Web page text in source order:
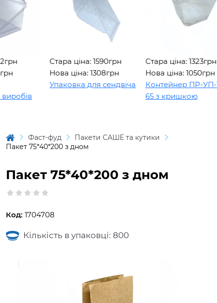
Стара ціна: 1590грн
Нова ціна: 1308грн
Упаковка для сендвіча
Стара ціна: 1323грн
Нова ціна: 1050грн
Контейнер ПР-УП-
65 з кришкою
Фаст-фуд
Пакети САШЕ та кутики
Пакет 75*40*200 з дном
Пакет 75*40*200 з дном
Код: 1704708
Кількість в упаковці: 800